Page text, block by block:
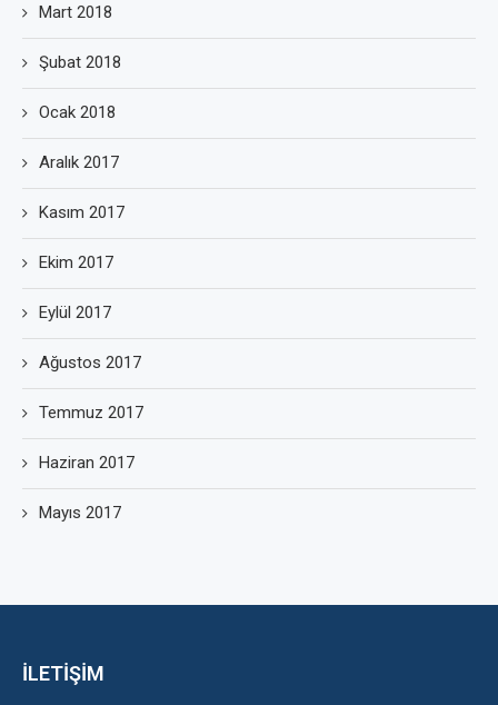
Mart 2018
Şubat 2018
Ocak 2018
Aralık 2017
Kasım 2017
Ekim 2017
Eylül 2017
Ağustos 2017
Temmuz 2017
Haziran 2017
Mayıs 2017
İLETİŞİM